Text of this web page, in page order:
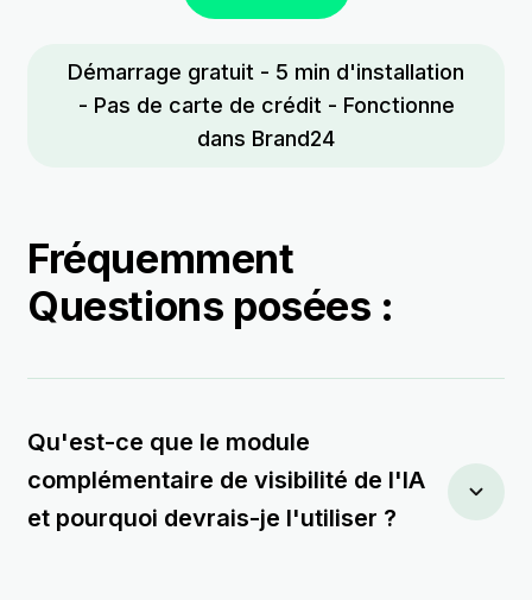
Démarrage gratuit - 5 min d'installation
- Pas de carte de crédit - Fonctionne
dans Brand24
Fréquemment
Questions posées :
Qu'est-ce que le module
complémentaire de visibilité de l'IA
et pourquoi devrais-je l'utiliser ?